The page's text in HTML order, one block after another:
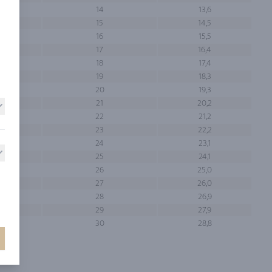
14
13,6
15
14,5
16
15,5
17
16,4
18
17,4
19
18,3
20
19,3
21
20,2
22
21,2
23
22,2
24
23,1
25
24,1
26
25,0
27
26,0
28
26,9
29
27,9
30 28,8